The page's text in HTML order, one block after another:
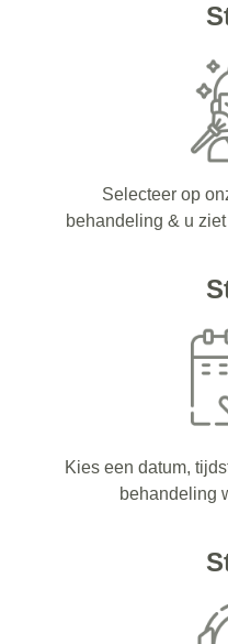
Selecteer op
behandeling & u
Kies een datum,
behandeling